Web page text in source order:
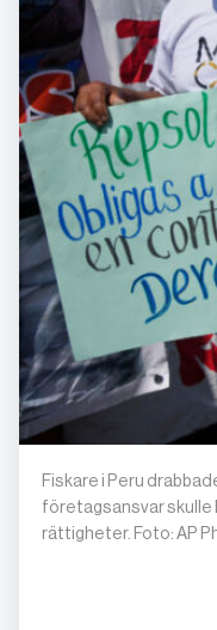
Fiskare i Peru
företagsansvar skulle
rättigheter. Foto: AP